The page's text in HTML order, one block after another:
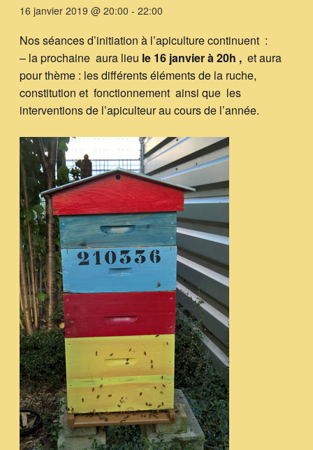
16 janvier 2019 @ 20:00 - 22:00
Nos séances d’initiation à l’apiculture continuent :
– la prochaine aura lieu le 16 janvier à 20h , et aura
pour thème : les différents éléments de la ruche,
constitution et fonctionnement ainsi que les
interventions de l’apiculteur au cours de l’année.